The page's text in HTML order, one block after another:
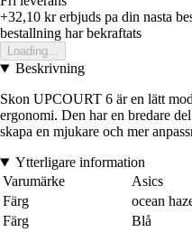
+32,10 krerbjuds pa din nasta
bestallning har bekraftats
Loading...
Beskrivning
Skon UPCOURT 6 är en lätt
ergonomi. Den har en bredare
skapa en mjukare och mer
Ytterligare information
Varumärke
Asics
Färg
ocean
Färg
Blå